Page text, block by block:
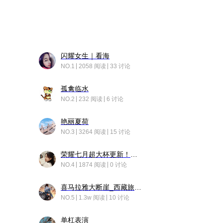
闪耀女生｜看海
NO.1 2058 阅读 33 讨论
孤禽临水
NO.2 232 阅读 6 讨论
艳丽夏荷
NO.3 3264 阅读 15 讨论
NO.4 1874 阅读 0 讨论
NO.5 1.3w 阅读 10 讨论
单杠表演